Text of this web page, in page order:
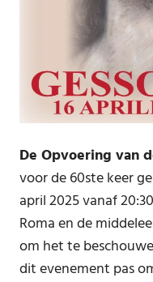
De Opvoering van
voor de 60ste keer
april 2025 vanaf
Roma en de
om het te
dit evenement pas